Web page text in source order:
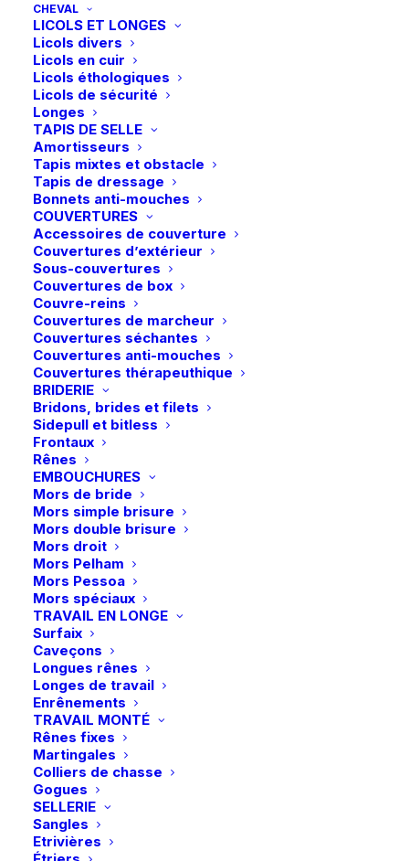
CHEVAL
LICOLS ET LONGES
Licols divers
Licols en cuir
Licols éthologiques
Licols de sécurité
Longes
TAPIS DE SELLE
Amortisseurs
Tapis mixtes et obstacle
Tapis de dressage
Bonnets anti-mouches
COUVERTURES
Accessoires de couverture
Couvertures d’extérieur
Sous-couvertures
Couvertures de box
Couvre-reins
Couvertures de marcheur
Couvertures séchantes
Couvertures anti-mouches
Couvertures thérapeuthique
BRIDERIE
Bridons, brides et filets
Sidepull et bitless
Frontaux
Rênes
EMBOUCHURES
Mors de bride
Mors simple brisure
Mors double brisure
Mors droit
Mors Pelham
Mors Pessoa
Mors spéciaux
TRAVAIL EN LONGE
Surfaix
Caveçons
Longues rênes
Longes de travail
Enrênements
TRAVAIL MONTÉ
Rênes fixes
Martingales
Colliers de chasse
Gogues
SELLERIE
Sangles
Etrivières
Accueil Boutique Soin/Santé
Unika | Comfort Wrap
15,00 €
Comfort Wrap est une bande à base d’oxyde de zinc
et enrichie d’éléments ayant un effet anti-fatigue,
drainant et émollient sur les membres.
En stock
quantité
de
Unika
|
Comfort
Wrap
Ajouter au panier
Livraison gratuite à partir de 99 euros
Échange gratuit pendant 14 jours
Retrait gratuit en magasin
Paiement rapide et sécurisé
Description
Détails
Vous aimerez peut-être aussi